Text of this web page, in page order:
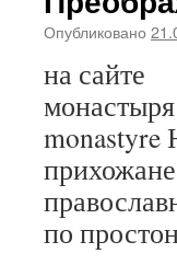
Опубликовано
на сайте
monastyre
по